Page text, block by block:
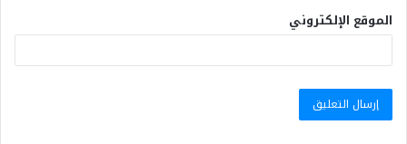
الموقع الإلكتروني